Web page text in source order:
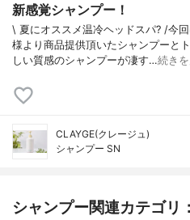
新感覚シャンプー！
\ 夏にオススメ温冷ヘッドスパ? /今
様より商品提供頂いたシャンプーと
しい質感のシャンプーが凄す…続き
CLAYGE(クレージュ)
シャンプー SN
シャンプー関連カテゴリ